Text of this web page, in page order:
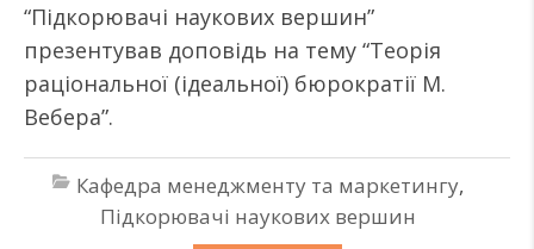
“Підкорювачі наукових вершин”
презентував доповідь на тему “Теорія
раціональної (ідеальної) бюрократії М.
Вебера”.
Кафедра менеджменту та маркетингу,
Підкорювачі наукових вершин